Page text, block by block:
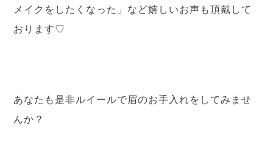
メイクをしたくなった」など嬉しいお声も頂戴して
おります♡
あなたも是非ルイールで眉のお手入れをしてみませ
んか？